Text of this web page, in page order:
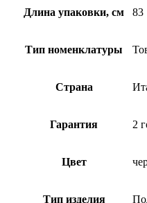
Длина упаковки, см 83
Тип номенклатуры
Страна
Гарантия 2
Цвет
Тип изделия